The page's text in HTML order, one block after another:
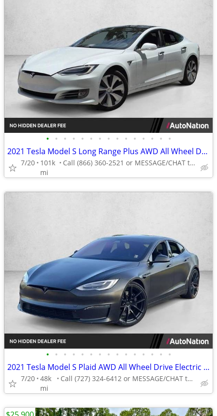
• • • • • • • • • • • • • • •
2021 Tesla Model S Long Range Plus AWD All Wheel Drive Electric AUTONATION
7/20
101k
mi
Call (866) 360-2521 or MESSAGE/CHAT to confirm availability
• • • • • • • • • • • • • • •
2021 Tesla Model S Plaid AWD All Wheel Drive Electric AUTONATION
7/20 48k
mi
Call (727) 324-6412 or MESSAGE/CHAT to confirm availability